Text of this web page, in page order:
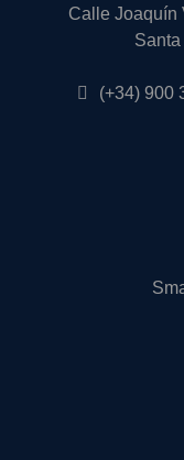
Calle Joaquín
(+34) 900